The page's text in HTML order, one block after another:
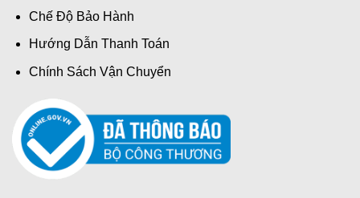
Chế Độ Bảo Hành
Hướng Dẫn Thanh Toán
Chính Sách Vận Chuyển